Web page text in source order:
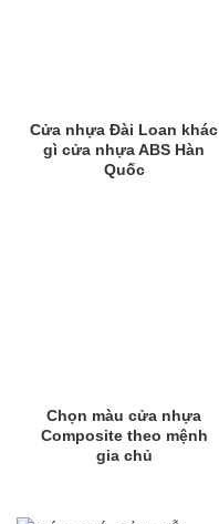
Cửa nhựa Đài Loan khác
gì cửa nhựa ABS Hàn
Quốc
Chọn màu cửa nhựa
Composite theo mệnh
gia chủ